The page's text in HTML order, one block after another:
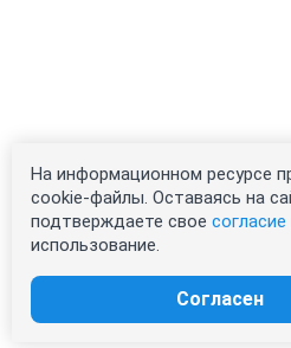
На информационном ресурсе
cookie-файлы. Оставаясь на
подтверждаете свое согласие
использование.
Согласен